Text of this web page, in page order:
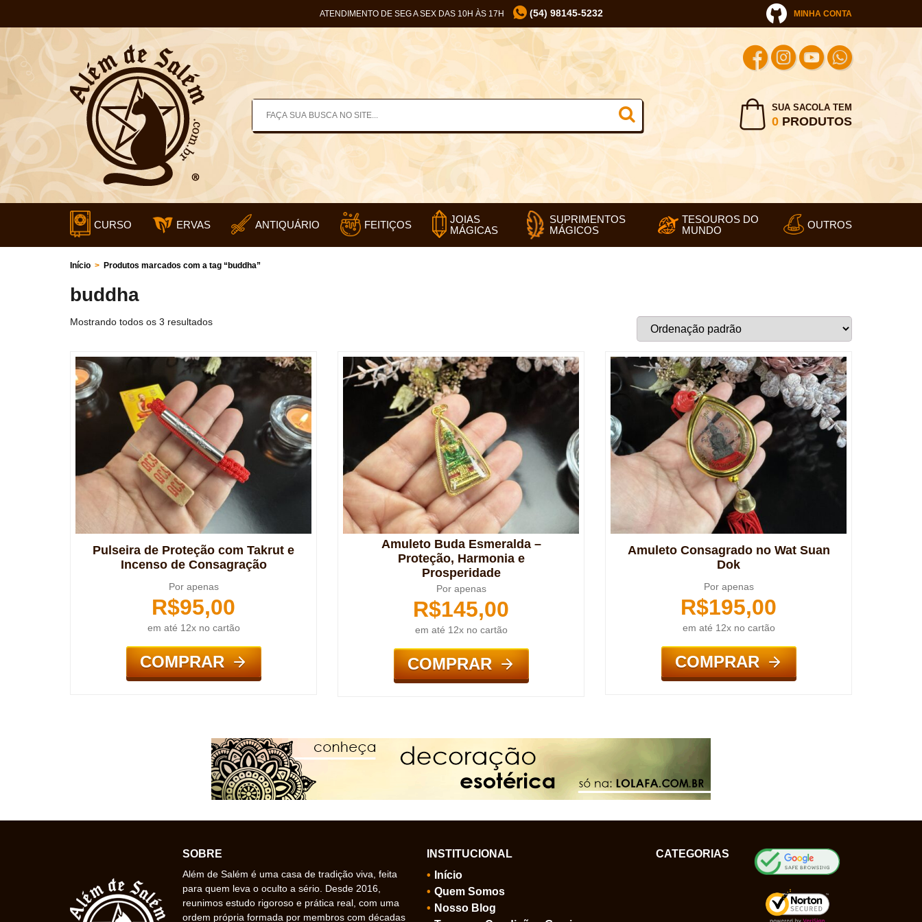
ATENDIMENTO DE SEG A SEX DAS 10H ÀS 17H (54) 98145-5232 MINHA CONTA
SUA SACOLA TEM
0PRODUTOS
CURSO ERVAS ANTIQUÁRIO FEITIÇOS
JOIAS
MÁGICAS
SUPRIMENTOS
MÁGICOS
TESOUROS DO
MUNDO
OUTROS
Início > Produtos marcados com a tag “buddha”
buddha
Mostrando todos os 3 resultados
Pulseira de Proteção com Takrut e
Incenso de Consagração
Por apenas
R$95,00
em até 12x no cartão
COMPRAR
Amuleto Buda Esmeralda –
Proteção, Harmonia e
Prosperidade
Por apenas
R$145,00
em até 12x no cartão
COMPRAR
Amuleto Consagrado no Wat Suan
Dok
Por apenas
R$195,00
em até 12x no cartão
COMPRAR
SOBRE
Além de Salém é uma casa de tradição viva, feita
para quem leva o oculto a sério. Desde 2016,
reunimos estudo rigoroso e prática real, com uma
ordem própria formada por membros com décadas
INSTITUCIONAL
Início
Quem Somos
Nosso Blog
CATEGORIAS